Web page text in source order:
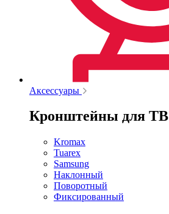
Аксессуары
Кронштейны для ТВ
Kromax
Tuarex
Samsung
Наклонный
Поворотный
Фиксированный